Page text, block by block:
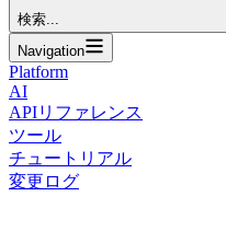
検索...
Navigation
Platform
AI
APIリファレンス
ツール
チュートリアル
変更ログ